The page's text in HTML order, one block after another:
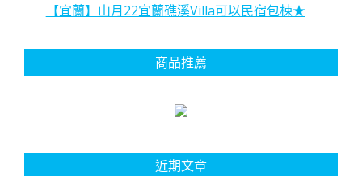
【宜蘭】山月22宜蘭礁溪Villa可以民宿包棟★
商品推薦
近期文章